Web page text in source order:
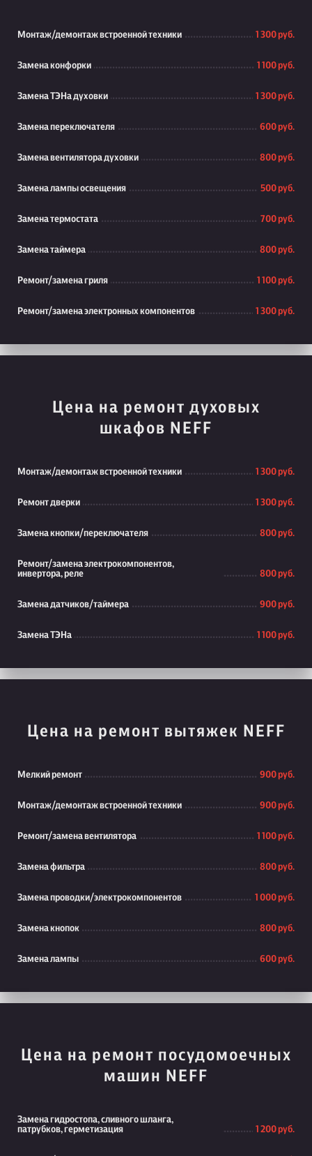
Монтаж/демонтаж встроенной техники 1 300 руб.
Замена конфорки 1 100 руб.
Замена ТЭНа духовки 1 300 руб.
Замена переключателя 600 руб.
Замена вентилятора духовки 800 руб.
Замена лампы освещения 500 руб.
Замена термостата 700 руб.
Замена таймера 800 руб.
Ремонт/замена гриля 1 100 руб.
Ремонт/замена электронных компонентов 1 300 руб.
Цена на ремонт духовых
шкафов NEFF
Монтаж/демонтаж встроенной техники 1 300 руб.
Ремонт дверки 1 300 руб.
Замена кнопки/переключателя 800 руб.
Ремонт/замена электрокомпонентов,
инвертора, реле
800 руб.
Замена датчиков/таймера 900 руб.
Замена ТЭНа 1 100 руб.
Цена на ремонт вытяжек NEFF
Мелкий ремонт 900 руб.
Монтаж/демонтаж встроенной техники 900 руб.
Ремонт/замена вентилятора 1 100 руб.
Замена фильтра 800 руб.
Замена проводки/электрокомпонентов 1 000 руб.
Замена кнопок 800 руб.
Замена лампы 600 руб.
Цена на ремонт посудомоечных
машин NEFF
Замена гидростопа, сливного шланга,
патрубков, герметизация
1 200 руб.